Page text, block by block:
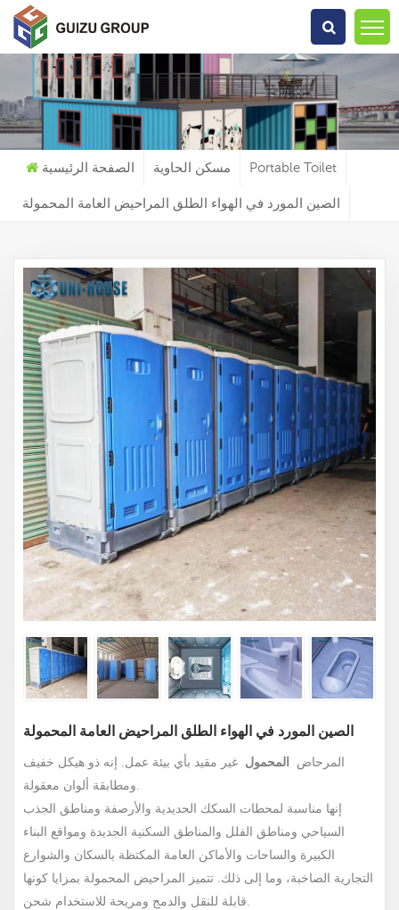
الصفحة الرئيسية مسكن الحاوية Portable Toilet
الصين المورد في الهواء الطلق المراحيض العامة المحمولة
الصين المورد في الهواء الطلق المراحيض العامة المحمولة
المرحاض المحمول غير مقيد بأي بيئة عمل. إنه ذو هيكل خفيف
ومطابقة ألوان معقولة.
إنها مناسبة لمحطات السكك الحديدية والأرصفة ومناطق الجذب
السياحي ومناطق الفلل والمناطق السكنية الجديدة ومواقع البناء
الكبيرة والساحات والأماكن العامة المكتظة بالسكان والشوارع
التجارية الصاخبة، وما إلى ذلك. تتميز المراحيض المحمولة بمزايا كونها
قابلة للنقل والدمج ومريحة للاستخدام شحن.